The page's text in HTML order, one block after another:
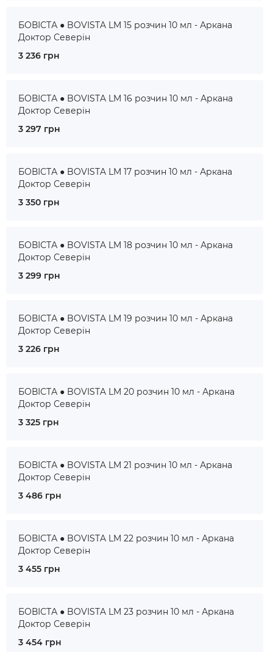
БОВІСТА ● BOVISTA LM 15 розчин 10 мл - Аркана
Доктор Северін
3 236 грн
БОВІСТА ● BOVISTA LM 16 розчин 10 мл - Аркана
Доктор Северін
3 297 грн
БОВІСТА ● BOVISTA LM 17 розчин 10 мл - Аркана
Доктор Северін
3 350 грн
БОВІСТА ● BOVISTA LM 18 розчин 10 мл - Аркана
Доктор Северін
3 299 грн
БОВІСТА ● BOVISTA LM 19 розчин 10 мл - Аркана
Доктор Северін
3 226 грн
БОВІСТА ● BOVISTA LM 20 розчин 10 мл - Аркана
Доктор Северін
3 325 грн
БОВІСТА ● BOVISTA LM 21 розчин 10 мл - Аркана
Доктор Северін
3 486 грн
БОВІСТА ● BOVISTA LM 22 розчин 10 мл - Аркана
Доктор Северін
3 455 грн
БОВІСТА ● BOVISTA LM 23 розчин 10 мл - Аркана
Доктор Северін
3 454 грн